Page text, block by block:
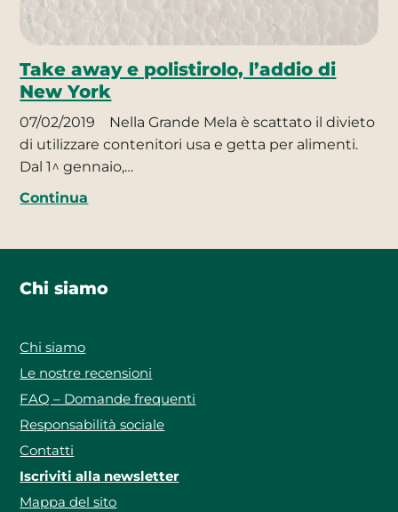
Take away e polistirolo, l’addio di
New York
07/02/2019
Nella Grande Mela è scattato il divieto
di utilizzare contenitori usa e getta per alimenti.
Dal 1^ gennaio,…
Continua
Chi siamo
Chi siamo
Le nostre recensioni
FAQ – Domande frequenti
Responsabilità sociale
Contatti
Iscriviti alla newsletter
Mappa del sito